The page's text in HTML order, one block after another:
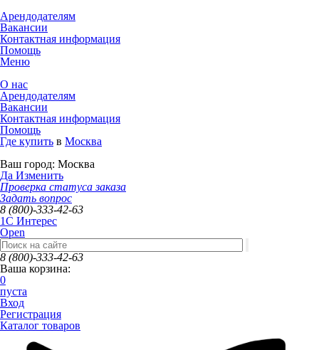
Арендодателям
Вакансии
Контактная информация
Помощь
Меню
О нас
Арендодателям
Вакансии
Контактная информация
Помощь
Где купить в Москва
Ваш город: Москва
Да Изменить
Проверка статуса заказа
Задать вопрос
8 (800)-333-42-63
1C Интерес
Open
8 (800)-333-42-63
Ваша корзина:
0
пуста
Вход
Регистрация
Каталог товаров